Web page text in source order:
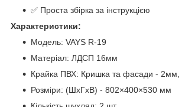
✅ Проста збірка за інструкцією
Характеристики:
Модель: VAYS R-19
Матеріал: ЛДСП 16мм
Крайка ПВХ: Кришка та фасади - 2мм,
Розміри: (ШхГхВ) - 802×400×530 мм